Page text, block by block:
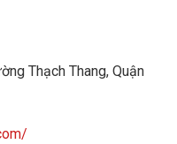
Thạch Thang, Quận